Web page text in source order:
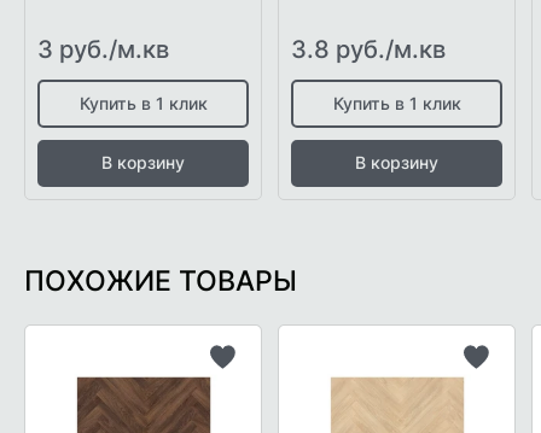
3 руб./м.кв
Купить в 1 клик
В корзину
3.8 руб./м.кв
Купить в 1 клик
В корзину
ПОХОЖИЕ ТОВАРЫ